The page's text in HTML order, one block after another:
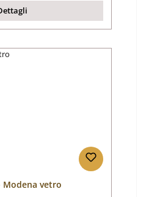
vetro